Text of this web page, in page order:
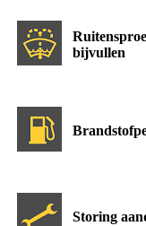
bijvullen
Storing